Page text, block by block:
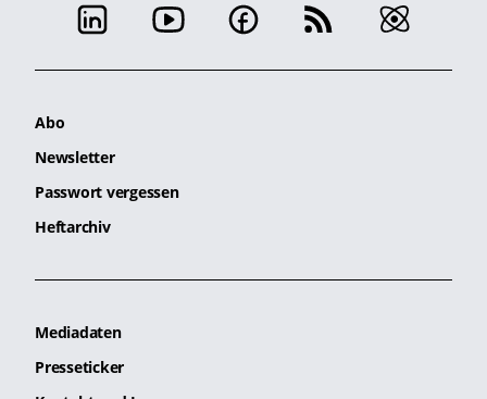
Abo
Newsletter
Passwort vergessen
Heftarchiv
Mediadaten
Presseticker